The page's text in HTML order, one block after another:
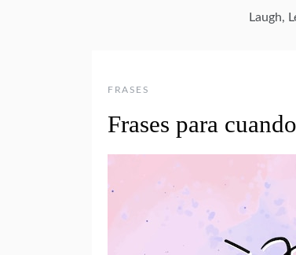
Laugh,
FRASES
Frases para